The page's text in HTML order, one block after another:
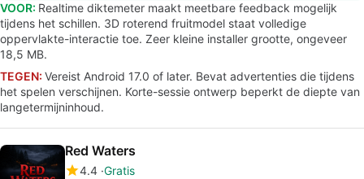
VOOR: Realtime diktemeter maakt meetbare feedback mogelijk
tijdens het schillen. 3D roterend fruitmodel staat volledige
oppervlakte-interactie toe. Zeer kleine installer grootte, ongeveer
18,5 MB.
TEGEN: Vereist Android 17.0 of later. Bevat advertenties die tijdens
het spelen verschijnen. Korte-sessie ontwerp beperkt de diepte van
langetermijninhoud.
Red Waters
4.4 Gratis